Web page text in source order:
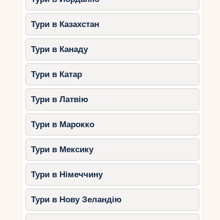
Гольф-клуби світового рівня.
Стародавнє місто Аспендос
римським театром, що зберігся.
Каппадокія – країна повітряних
куль
Якщо ви мрієте побачити незвичайні
ландшафти та відчути дух давнини, вирушайте
до Каппадокії:
Політ наповітряній кулі на
світанку– одне з найкрасивіших
видовищ у світі.
ПрогулянкаДолиною любові і
Долиною ченців
Дослідженняпідземних
міст Дерінкую та Каймакли.
Ночівля впечері– унікальний досвід!
Тури в Казахстан
Тури в Канаду
Тури в Катар
Тури в Латвію
Тури в Марокко
Тури в Мексику
Тури в Німеччину
Тури в Нову Зеландію